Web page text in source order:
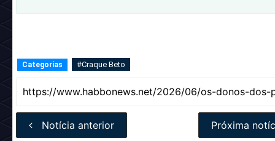
Categorias #Craque Beto
Notícia anterior Próxima